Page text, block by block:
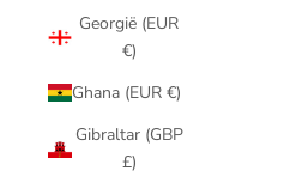
Georgië (EUR
€)
Ghana (EUR €)
Gibraltar (GBP
£)